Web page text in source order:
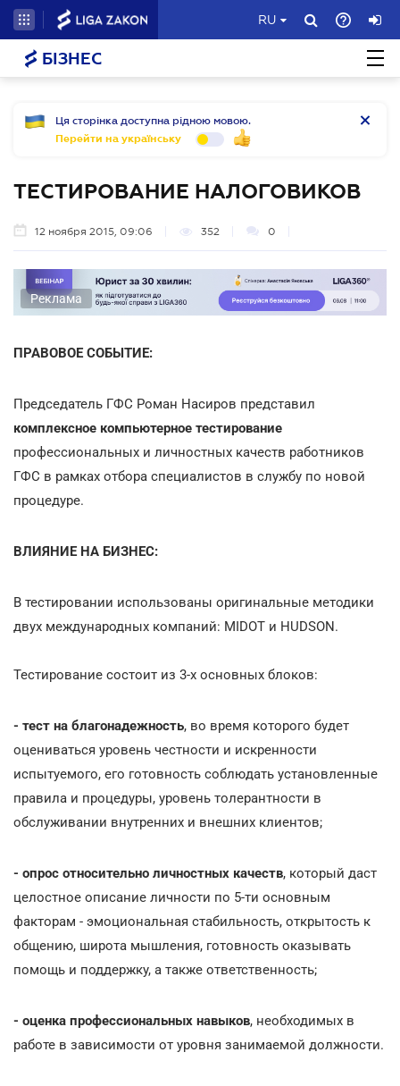
RU
БІЗНЕС
Ця сторінка доступна рідною мовою.
Перейти на українську
ТЕСТИРОВАНИЕ НАЛОГОВИКОВ
12 ноября 2015, 09:06 352 0
Реклама
ПРАВОВОЕ СОБЫТИЕ:
Председатель ГФС Роман Насиров представил
комплексное компьютерное тестирование
профессиональных и личностных качеств работников
ГФС в рамках отбора специалистов в службу по новой
процедуре.
ВЛИЯНИЕ НА БИЗНЕС:
В тестировании использованы оригинальные методики
двух международных компаний: MIDOT и HUDSON.
Тестирование состоит из 3-х основных блоков:
- тест на благонадежность, во время которого будет
оцениваться уровень честности и искренности
испытуемого, его готовность соблюдать установленные
правила и процедуры, уровень толерантности в
обслуживании внутренних и внешних клиентов;
- опрос относительно личностных качеств, который даст
целостное описание личности по 5-ти основным
факторам - эмоциональная стабильность, открытость к
общению, широта мышления, готовность оказывать
помощь и поддержку, а также ответственность;
- оценка профессиональных навыков, необходимых в
работе в зависимости от уровня занимаемой должности.